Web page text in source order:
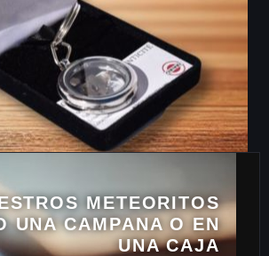
METEORITOS
UNA CAMPANA O EN
UNA CAJA